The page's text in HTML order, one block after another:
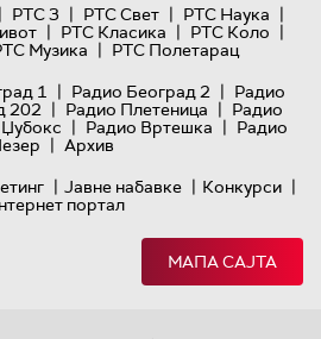
| РТС 3 | РТС Свет | РТС Наука |
| РТС Класика | РТС Коло |
Музика | РТС Полетарац
1 | Радио Београд 2 | Радио
202 | Радио Плетеница | Радио
| Радио Вртешка | Радио
| Архив
| Јавне набавке | Конкурси |
портал
МАПА САЈТА